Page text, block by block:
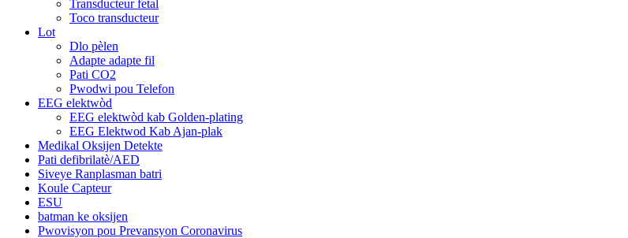
Transducteur fetal
Toco transducteur
Lot
Dlo pèlen
Adapte adapte fil
Pati CO2
Pwodwi pou Telefon
EEG elektwòd
EEG elektwòd kab Golden-plating
EEG Elektwod Kab Ajan-plak
Medikal Oksijen Detekte
Pati defibrilatè/AED
Siveye Ranplasman batri
Koule Capteur
ESU
batman ke oksijen
Pwovisyon pou Prevansyon Coronavirus